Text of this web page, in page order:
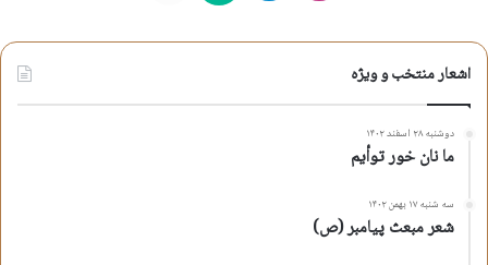
اشعار منتخب و ویژه
دوشنبه ۲۸ اسفند ۱۴۰۲
ما نان خور توأیم
سه شنبه ۱۷ بهمن ۱۴۰۲
شعر مبعث پیامبر (ص)